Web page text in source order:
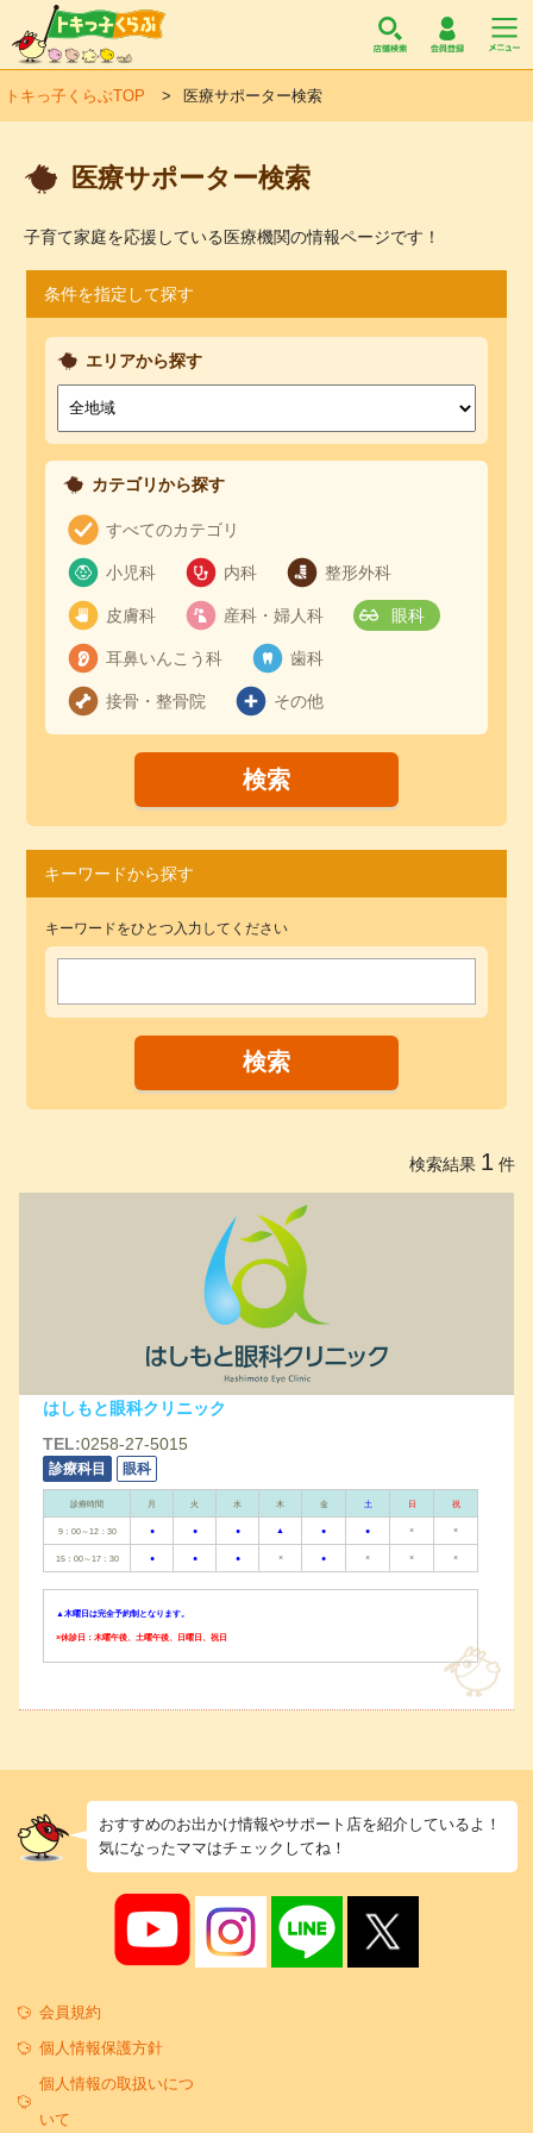
トキっ子くらぶTOP 医療サポーター検索
医療サポーター検索
子育て家庭を応援している医療機関の情報ページです！
条件を指定して探す
エリアから探す
カテゴリから探す
すべてのカテゴリ
小児科 内科 整形外科
皮膚科 産科・婦人科 眼科
耳鼻いんこう科 歯科
接骨・整骨院 その他
キーワードから探す
キーワードをひとつ入力してください
検索結果 1 件
はしもと眼科クリニック
TEL:0258-27-5015
診療科目 眼科
診療時間 月 火 水 木 金 土 日 祝
9：00～12：30 ● ● ● ▲ ● ● × ×
15：00～17：30 ● ● ● × ● × × ×
▲木曜日は完全予約制となります。
×休診日：木曜午後、土曜午後、日曜日、祝日
おすすめのお出かけ情報やサポート店を紹介しているよ！
気になったママはチェックしてね！
会員規約
個人情報保護方針
個人情報の取扱いにつ
いて